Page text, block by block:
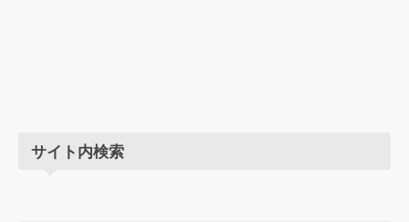
サイト内検索